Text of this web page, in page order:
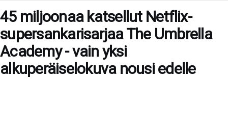
45 miljoonaa katsellut Netflix-
supersankarisarjaa The Umbrella
Academy - vain yksi
alkuperäiselokuva nousi edelle